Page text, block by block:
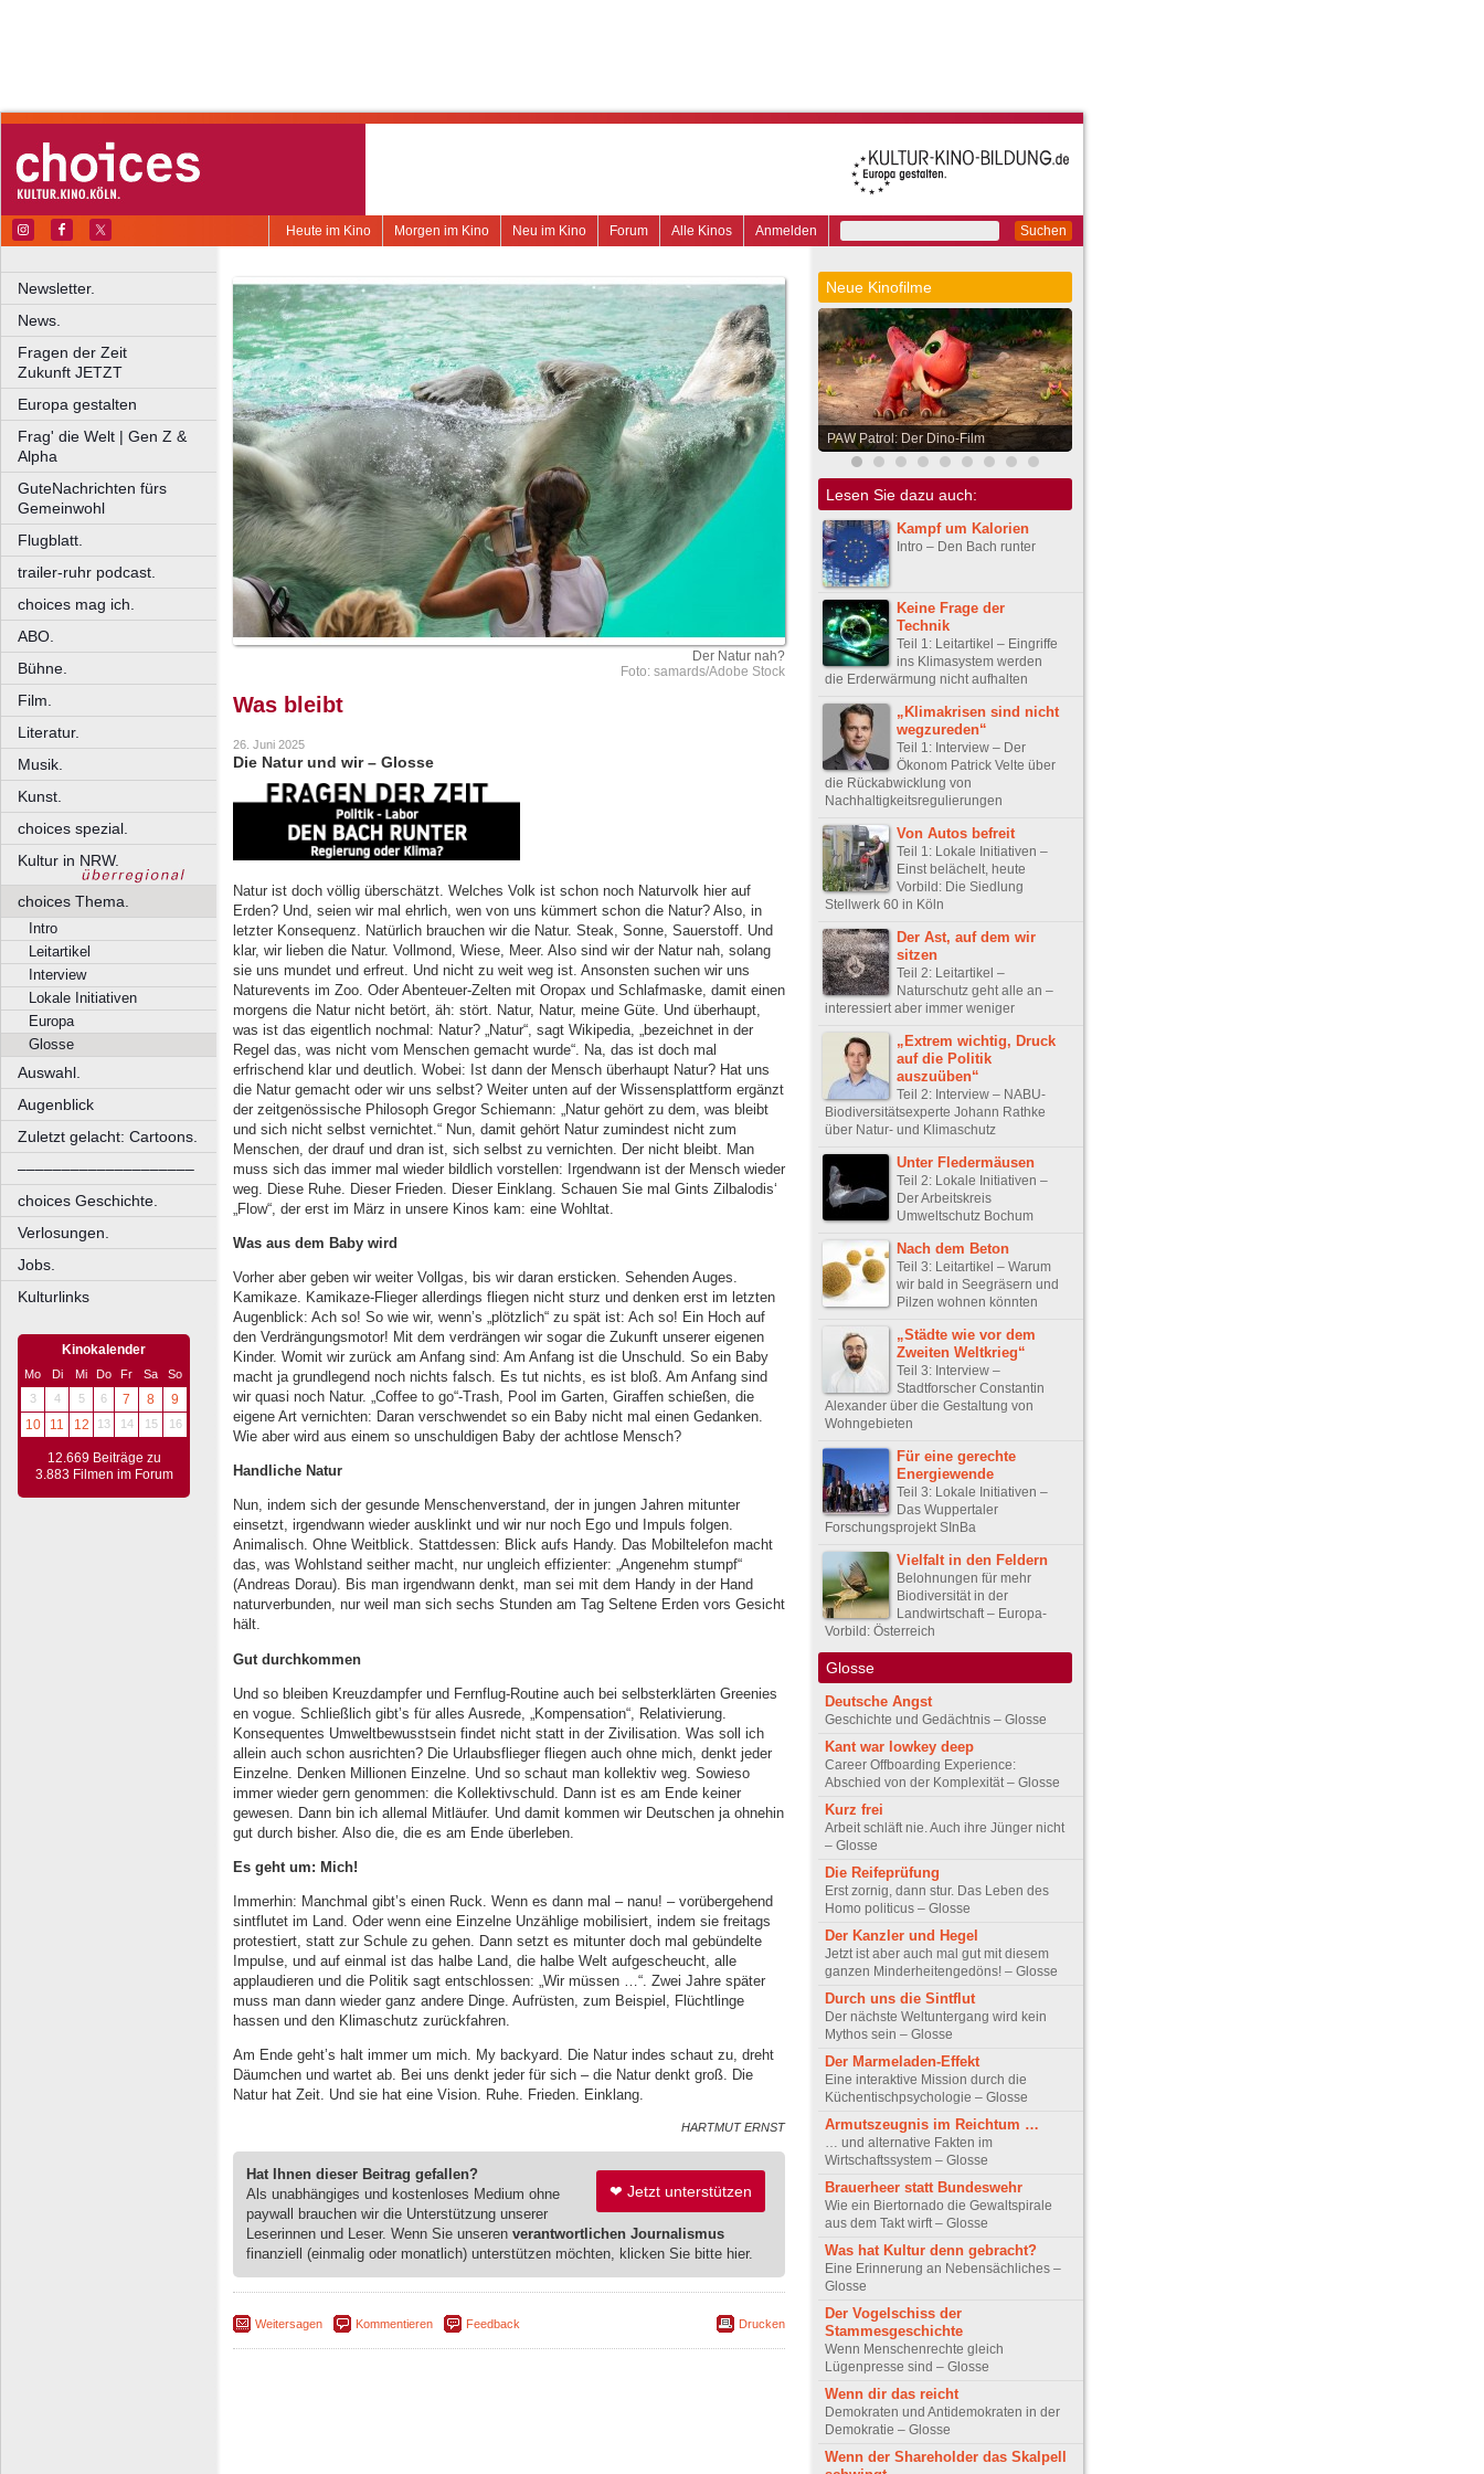
Suchen
Anmelden
Alle Kinos
Forum
Neu im Kino
Morgen im Kino
Heute im Kino
Newsletter.
News.
Fragen der Zeit
Zukunft JETZT
Europa gestalten
Frag' die Welt | Gen Z &
Alpha
GuteNachrichten fürs
Gemeinwohl
Flugblatt.
trailer-ruhr podcast.
choices mag ich.
ABO.
Bühne.
Film.
Literatur.
Musik.
Kunst.
choices spezial.
Kultur in NRW.
choices Thema.
Intro
Leitartikel
Interview
Lokale Initiativen
Europa
Glosse
Auswahl.
Augenblick
Zuletzt gelacht: Cartoons.
––––––––––––––––––––
choices Geschichte.
Verlosungen.
Jobs.
Kulturlinks
Kinokalender
Mo Di Mi Do Fr Sa
So
3
4 5 6 7 8
9
10
11 12 13 14 15 16
12.669 Beiträge zu
3.883 Filmen im Forum
Der Natur nah?
Foto: samards/Adobe Stock
Was bleibt
26. Juni 2025
Die Natur und wir – Glosse
Natur ist doch völlig überschätzt. Welches Volk ist schon noch Naturvolk hier auf
Erden? Und, seien wir mal ehrlich, wen von uns kümmert schon die Natur? Also, in
letzter Konsequenz. Natürlich brauchen wir die Natur. Steak, Sonne, Sauerstoff. Und
klar, wir lieben die Natur. Vollmond, Wiese, Meer. Also sind wir der Natur nah, solang
sie uns mundet und erfreut. Und nicht zu weit weg ist. Ansonsten suchen wir uns
Naturevents im Zoo. Oder Abenteuer-Zelten mit Oropax und Schlafmaske, damit einen
morgens die Natur nicht betört, äh: stört. Natur, Natur, meine Güte. Und überhaupt,
was ist das eigentlich nochmal: Natur? „Natur“, sagt Wikipedia, „bezeichnet in der
Regel das, was nicht vom Menschen gemacht wurde“. Na, das ist doch mal
erfrischend klar und deutlich. Wobei: Ist dann der Mensch überhaupt Natur? Hat uns
die Natur gemacht oder wir uns selbst? Weiter unten auf der Wissensplattform ergänzt
der zeitgenössische Philosoph Gregor Schiemann: „Natur gehört zu dem, was bleibt
und sich nicht selbst vernichtet.“ Nun, damit gehört Natur zumindest nicht zum
Menschen, der drauf und dran ist, sich selbst zu vernichten. Der nicht bleibt. Man
muss sich das immer mal wieder bildlich vorstellen: Irgendwann ist der Mensch wieder
weg. Diese Ruhe. Dieser Frieden. Dieser Einklang. Schauen Sie mal Gints Zilbalodis‘
„Flow“, der erst im März in unsere Kinos kam: eine Wohltat.
Was aus dem Baby wird
Vorher aber geben wir weiter Vollgas, bis wir daran ersticken. Sehenden Auges.
Kamikaze. Kamikaze-Flieger allerdings fliegen nicht sturz und denken erst im letzten
Augenblick: Ach so! So wie wir, wenn’s „plötzlich“ zu spät ist: Ach so! Ein Hoch auf
den Verdrängungsmotor! Mit dem verdrängen wir sogar die Zukunft unserer eigenen
Kinder. Womit wir zurück am Anfang sind: Am Anfang ist die Unschuld. So ein Baby
macht ja grundlegend noch nichts falsch. Es tut nichts, es ist bloß. Am Anfang sind
wir quasi noch Natur. „Coffee to go“-Trash, Pool im Garten, Giraffen schießen, die
eigene Art vernichten: Daran verschwendet so ein Baby nicht mal einen Gedanken.
Wie aber wird aus einem so unschuldigen Baby der achtlose Mensch?
Handliche Natur
Nun, indem sich der gesunde Menschenverstand, der in jungen Jahren mitunter
einsetzt, irgendwann wieder ausklinkt und wir nur noch Ego und Impuls folgen.
Animalisch. Ohne Weitblick. Stattdessen: Blick aufs Handy. Das Mobiltelefon macht
das, was Wohlstand seither macht, nur ungleich effizienter: „Angenehm stumpf“
(Andreas Dorau). Bis man irgendwann denkt, man sei mit dem Handy in der Hand
naturverbunden, nur weil man sich sechs Stunden am Tag Seltene Erden vors Gesicht
hält.
Gut durchkommen
Und so bleiben Kreuzdampfer und Fernflug-Routine auch bei selbsterklärten Greenies
en vogue. Schließlich gibt’s für alles Ausrede, „Kompensation“, Relativierung.
Konsequentes Umweltbewusstsein findet nicht statt in der Zivilisation. Was soll ich
allein auch schon ausrichten? Die Urlaubsflieger fliegen auch ohne mich, denkt jeder
Einzelne. Denken Millionen Einzelne. Und so schaut man kollektiv weg. Sowieso
immer wieder gern genommen: die Kollektivschuld. Dann ist es am Ende keiner
gewesen. Dann bin ich allemal Mitläufer. Und damit kommen wir Deutschen ja ohnehin
gut durch bisher. Also die, die es am Ende überleben.
Es geht um: Mich!
Immerhin: Manchmal gibt’s einen Ruck. Wenn es dann mal – nanu! – vorübergehend
sintflutet im Land. Oder wenn eine Einzelne Unzählige mobilisiert, indem sie freitags
protestiert, statt zur Schule zu gehen. Dann setzt es mitunter doch mal gebündelte
Impulse, und auf einmal ist das halbe Land, die halbe Welt aufgescheucht, alle
applaudieren und die Politik sagt entschlossen: „Wir müssen …“. Zwei Jahre später
muss man dann wieder ganz andere Dinge. Aufrüsten, zum Beispiel, Flüchtlinge
hassen und den Klimaschutz zurückfahren.
Am Ende geht’s halt immer um mich. My backyard. Die Natur indes schaut zu, dreht
Däumchen und wartet ab. Bei uns denkt jeder für sich – die Natur denkt groß. Die
Natur hat Zeit. Und sie hat eine Vision. Ruhe. Frieden. Einklang.
HARTMUT ERNST
❤ Jetzt unterstützen
Hat Ihnen dieser Beitrag gefallen?
Als unabhängiges und kostenloses Medium ohne
paywall brauchen wir die Unterstützung unserer
Leserinnen und Leser. Wenn Sie unseren verantwortlichen Journalismus
finanziell (einmalig oder monatlich) unterstützen möchten, klicken Sie bitte hier.
Weitersagen Kommentieren Feedback Drucken
Neue Kinofilme
PAW Patrol: Der Dino-Film
Lesen Sie dazu auch:
Kampf um Kalorien
Intro – Den Bach runter
Keine Frage der
Technik
Teil 1: Leitartikel – Eingriffe
ins Klimasystem werden
die Erderwärmung nicht aufhalten
„Klimakrisen sind nicht
wegzureden“
Teil 1: Interview – Der
Ökonom Patrick Velte über
die Rückabwicklung von
Nachhaltigkeitsregulierungen
Von Autos befreit
Teil 1: Lokale Initiativen –
Einst belächelt, heute
Vorbild: Die Siedlung
Stellwerk 60 in Köln
Der Ast, auf dem wir
sitzen
Teil 2: Leitartikel –
Naturschutz geht alle an –
interessiert aber immer weniger
„Extrem wichtig, Druck
auf die Politik
auszuüben“
Teil 2: Interview – NABU-
Biodiversitätsexperte Johann Rathke
über Natur- und Klimaschutz
Unter Fledermäusen
Teil 2: Lokale Initiativen –
Der Arbeitskreis
Umweltschutz Bochum
Nach dem Beton
Teil 3: Leitartikel – Warum
wir bald in Seegräsern und
Pilzen wohnen könnten
„Städte wie vor dem
Zweiten Weltkrieg“
Teil 3: Interview –
Stadtforscher Constantin
Alexander über die Gestaltung von
Wohngebieten
Für eine gerechte
Energiewende
Teil 3: Lokale Initiativen –
Das Wuppertaler
Forschungsprojekt SInBa
Vielfalt in den Feldern
Belohnungen für mehr
Biodiversität in der
Landwirtschaft – Europa-
Vorbild: Österreich
Glosse
Deutsche Angst
Geschichte und Gedächtnis – Glosse
Kant war lowkey deep
Career Offboarding Experience:
Abschied von der Komplexität – Glosse
Kurz frei
Arbeit schläft nie. Auch ihre Jünger nicht
– Glosse
Die Reifeprüfung
Erst zornig, dann stur. Das Leben des
Homo politicus – Glosse
Der Kanzler und Hegel
Jetzt ist aber auch mal gut mit diesem
ganzen Minderheitengedöns! – Glosse
Durch uns die Sintflut
Der nächste Weltuntergang wird kein
Mythos sein – Glosse
Der Marmeladen-Effekt
Eine interaktive Mission durch die
Küchentischpsychologie – Glosse
Armutszeugnis im Reichtum …
… und alternative Fakten im
Wirtschaftssystem – Glosse
Brauerheer statt Bundeswehr
Wie ein Biertornado die Gewaltspirale
aus dem Takt wirft – Glosse
Was hat Kultur denn gebracht?
Eine Erinnerung an Nebensächliches –
Glosse
Der Vogelschiss der
Stammesgeschichte
Wenn Menschenrechte gleich
Lügenpresse sind – Glosse
Wenn dir das reicht
Demokraten und Antidemokraten in der
Demokratie – Glosse
Wenn der Shareholder das Skalpell